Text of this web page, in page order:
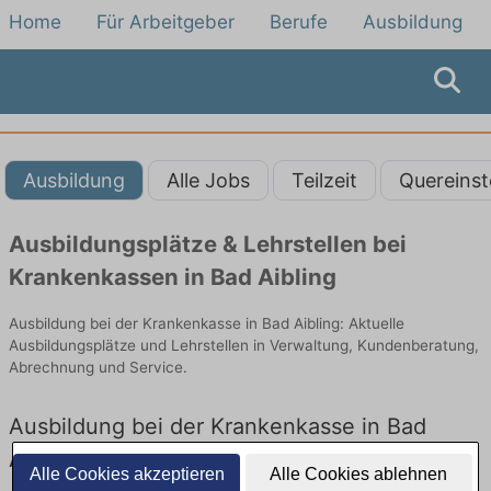
Alle Cookies akzeptieren Alle Cookies ablehnen
Home Für Arbeitgeber Berufe Ausbildung
Ausbildung Alle Jobs Teilzeit
Ausbildungsplätze & Lehrstellen bei
Krankenkassen in Bad Aibling
Ausbildung bei der Krankenkasse in Bad Aibling: Aktuelle
Ausbildungsplätze und Lehrstellen in Verwaltung, Kundenberatung,
Abrechnung und Service.
Ausbildung bei der Krankenkasse in Bad
Aibling – Ausbildungsplätze und Lehrstellen: